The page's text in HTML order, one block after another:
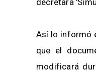
Así lo informó
que el
modificará